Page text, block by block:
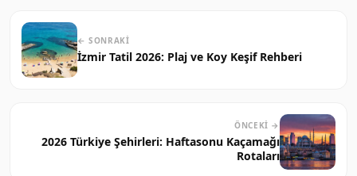
← SONRAKI
İzmir Tatil 2026: Plaj ve Koy Keşif Rehberi
ÖNCEKI →
2026 Türkiye Şehirleri: Haftasonu Kaçamağı
Rotaları